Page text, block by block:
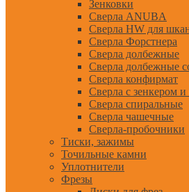
Зенковки
Сверла ANUBA
Сверла HW для
Сверла Форстнера
Сверла долбежные
Сверла долбежные
Сверла конфирмат
Сверла с зенкером
Сверла спиральные
Сверла чашечные
Сверла-пробочники
Тиски, зажимы
Точильные камни
Уплотнители
Фрезы